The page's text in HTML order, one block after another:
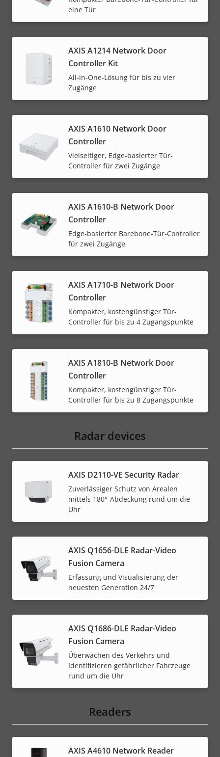
eine Tür
AXIS A1214 Network Door
Controller Kit
All-in-One-Lösung für bis zu vier
Zugänge
AXIS A1610 Network Door
Controller
Vielseitiger, Edge-basierter Tür-
Controller für zwei Zugänge
AXIS A1610-B Network Door
Controller
Edge-basierter Barebone-Tür-Controller
für zwei Zugänge
AXIS A1710-B Network Door
Controller
Kompakter, kostengünstiger Tür-
Controller für bis zu 4 Zugangspunkte
AXIS A1810-B Network Door
Controller
Kompakter, kostengünstiger Tür-
Controller für bis zu 8 Zugangspunkte
Radar devices
AXIS D2110-VE Security Radar
Zuverlässiger Schutz von Arealen
mittels 180°-Abdeckung rund um die
Uhr
AXIS Q1656-DLE Radar-Video
Fusion Camera
Erfassung und Visualisierung der
neuesten Generation 24/7
AXIS Q1686-DLE Radar-Video
Fusion Camera
Überwachen des Verkehrs und
Identifizieren gefährlicher Fahrzeuge
rund um die Uhr
Readers
AXIS A4610 Network Reader